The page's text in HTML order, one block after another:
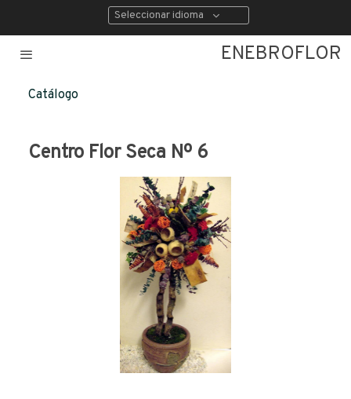
Seleccionar idioma
ENEBROFLOR
Catálogo
Centro Flor Seca Nº 6